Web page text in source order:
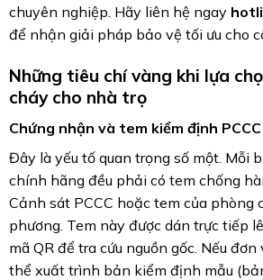
chuyên nghiệp. Hãy liên hệ ngay
để nhận giải pháp bảo vệ tối ưu cho
Những tiêu chí vàng khi lựa
cháy cho nhà trọ
Chứng nhận và tem kiểm định
Đây là yếu tố quan trọng số một. Mỗi
chính hãng đều phải có tem chống
Cảnh sát PCCC hoặc tem của phòng
phương. Tem này được dán trực tiếp
mã QR để tra cứu nguồn gốc. Nếu
thể xuất trình bản kiểm định mẫu